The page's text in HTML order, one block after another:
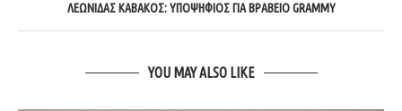
ΛΕΩΝΊΔΑΣ ΚΑΒΆΚΟΣ: ΥΠΟΨΉΦΙΟΣ ΓΙΑ ΒΡΑΒΕΊΟ GRAMMY
YOU MAY ALSO LIKE